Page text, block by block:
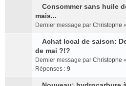
e
n
t
u
s
r
c
e
n
t
u
l
e
u
s
r
c
n
u
l
e
p
u
s
s
a
e
n
o
n
u
r
l
e
e
s
s
a
e
s
e
r
l
e
e
C
o
s
u
l
t
Consommer sans huile
mais...
Dernier message par Christophe «
C
o
n
u
Achat local de saison:
de mai ?!?
Dernier message par Christophe «
Réponses : 9